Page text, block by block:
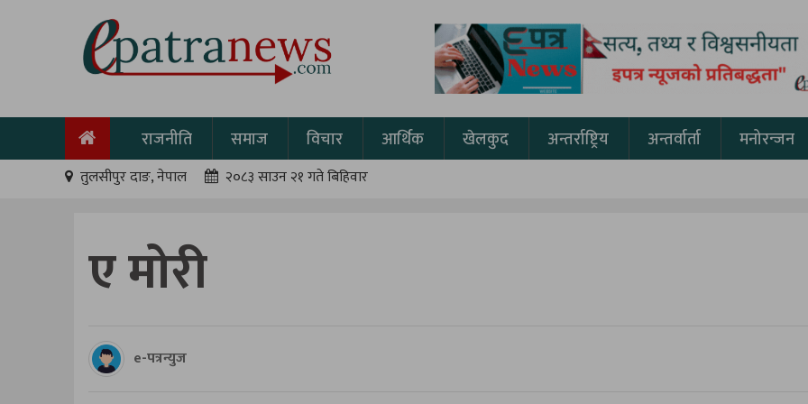
राजनीति समाज विचार आर्थिक खेलकुद अन्तर्राष्ट्रिय अन्तर्वार्ता मनोरन्जन
तुलसीपुर दाङ, नेपाल २०८३ साउन २१ गते बिहिवार
ए मोरी
e-पत्रन्युज